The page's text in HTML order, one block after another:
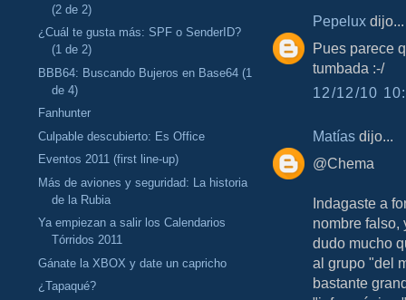
(2 de 2)
¿Cuál te gusta más: SPF o SenderID?
(1 de 2)
BBB64: Buscando Bujeros en Base64 (1
de 4)
Fanhunter
Culpable descubierto: Es Office
Eventos 2011 (first line-up)
Más de aviones y seguridad: La historia
de la Rubia
Ya empiezan a salir los Calendarios
Tórridos 2011
Gánate la XBOX y date un capricho
¿Tapaqué?
Pepelux dijo...
Pues parece
tumbada :-/
12/12/10
Matías dijo...
@Chema
Indagaste a
nombre falso,
dudo mucho
al grupo "del
bastante